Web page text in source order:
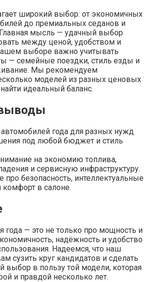
широкий выбор: от экономичных
до премиальных седанов и
мысль — удачный выбор
между ценой, удобством и
выборе важно учитывать
— семейные поездки, стиль езды и
Мы рекомендуем
моделей из разных ценовых
идеальный баланс.
года для разных нужд
под любой бюджет и стиль
на экономию топлива,
и сервисную инфраструктуру.
про безопасность, интеллектуальные
комфорт в салоне.
года — это не только про мощность и
надёжность и удобство
Надеемся, что наш
сузить круг кандидатов и сделать
в пользу той модели, которая
и правдой несколько лет.